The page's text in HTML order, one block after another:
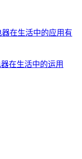
在生活中的应用有
在生活中的运用